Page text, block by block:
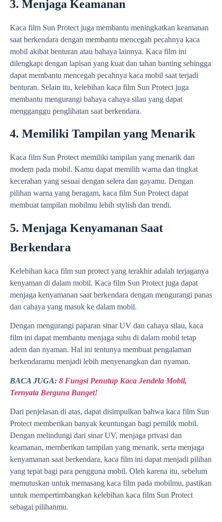
3. Menjaga Keamanan
Kaca film Sun Protect juga membantu meningkatkan keamanan
saat berkendara dengan membantu mencegah pecahnya kaca
mobil akibat benturan atau bahaya lainnya. Kaca film ini
dilengkapi dengan lapisan yang kuat dan tahan banting sehingga
dapat membantu mencegah pecahnya kaca mobil saat terjadi
benturan. Selain itu, kelebihan kaca film Sun Protect juga
membantu mengurangi bahaya cahaya silau yang dapat
mengganggu penglihatan saat berkendara.
4. Memiliki Tampilan yang Menarik
Kaca film Sun Protect memiliki tampilan yang menarik dan
modern pada mobil. Kamu dapat memilih warna dan tingkat
kecerahan yang sesuai dengan selera dan gayamu. Dengan
pilihan warna yang beragam, kaca film Sun Protect dapat
membuat tampilan mobilmu lebih stylish dan trendi.
5. Menjaga Kenyamanan Saat
Berkendara
Kelebihan kaca film sun protect yang terakhir adalah terjaganya
kenyaman di dalam mobil. Kaca film Sun Protect juga dapat
menjaga kenyamanan saat berkendara dengan mengurangi panas
dan cahaya yang masuk ke dalam mobil.
Dengan mengurangi paparan sinar UV dan cahaya silau, kaca
film ini dapat membantu menjaga suhu di dalam mobil tetap
adem dan nyaman. Hal ini tentunya membuat pengalaman
berkendaramu menjadi lebih menyenangkan dan nyaman.
BACA JUGA: 8 Fungsi Penutup Kaca Jendela Mobil,
Ternyata Berguna Banget!
Dari penjelasan di atas, dapat disimpulkan bahwa kaca film Sun
Protect memberikan banyak keuntungan bagi pemilik mobil.
Dengan melindungi dari sinar UV, menjaga privasi dan
keamanan, memberikan tampilan yang menarik, serta menjaga
kenyamanan saat berkendara, kaca film ini dapat menjadi pilihan
yang tepat bagi para pengguna mobil. Oleh karena itu, sebelum
memutuskan untuk memasang kaca film pada mobilmu, pastikan
untuk mempertimbangkan kelebihan kaca film Sun Protect
sebagai pilihanmu.